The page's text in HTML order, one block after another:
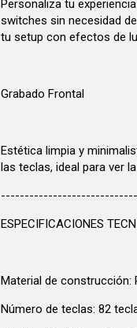
Personaliza tu
switches sin necesidad
tu setup con efectos de
Grabado Frontal
Estética limpia y
las teclas, ideal para ver
ESPECIFICACIONES
Material de construcción:
Número de teclas: 82